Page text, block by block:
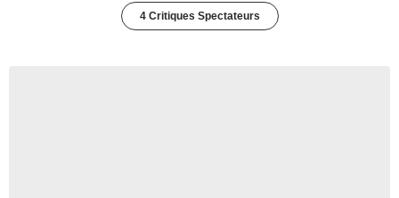
4 Critiques Spectateurs